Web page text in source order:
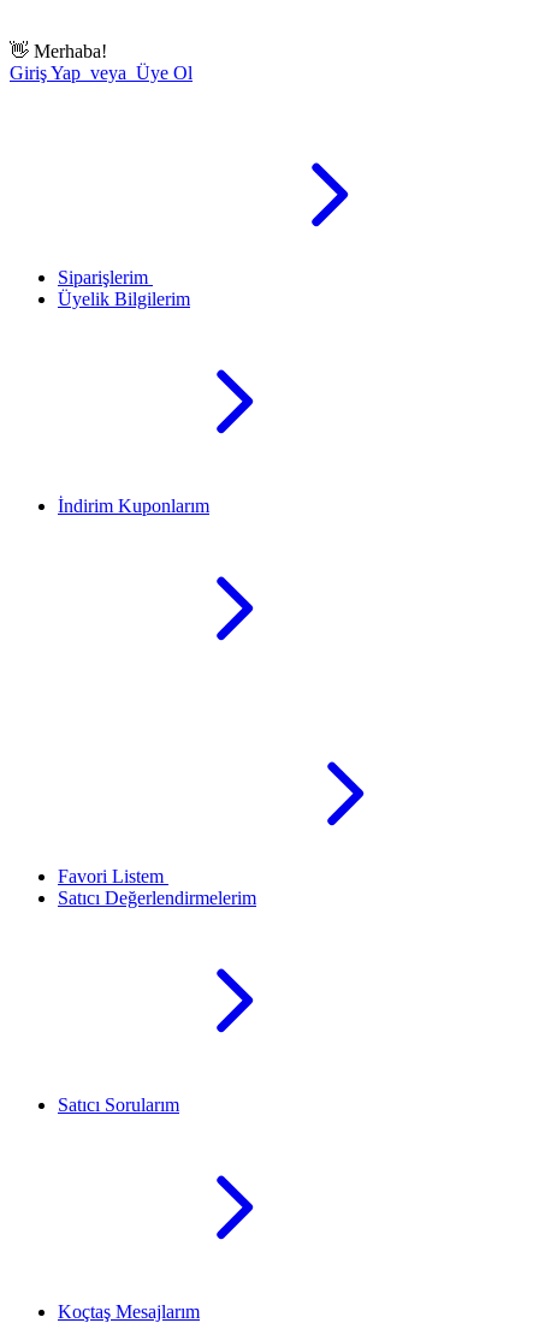
👋 Merhaba!
Giriş Yap veya Üye Ol
Siparişlerim
Üyelik Bilgilerim
İndirim Kuponlarım
Favori Listem
Satıcı Değerlendirmelerim
Satıcı Sorularım
Koçtaş Mesajlarım